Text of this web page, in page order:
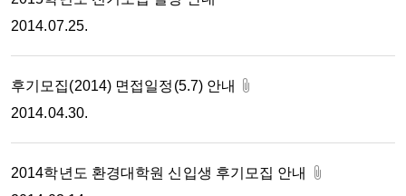
2014.07.25.
후기모집(2014) 면접일정(5.7) 안내
2014.04.30.
2014학년도 환경대학원 신입생 후기모집 안내